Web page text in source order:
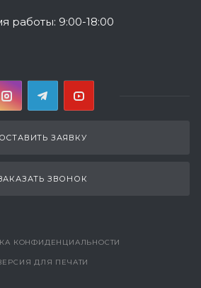
работы: 9:00-18:00
ОСТАВИТЬ ЗАЯВКУ
ЗВОНОК
КОНФИДЕНЦИАЛЬНОСТИ
ДЛЯ ПЕЧАТИ